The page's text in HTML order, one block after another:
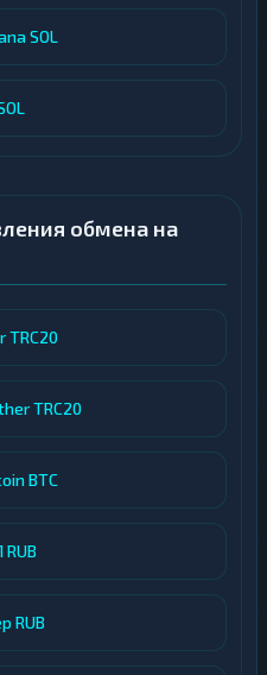
SOL
обмена на
TRC20
TRC20
BTC
RUB